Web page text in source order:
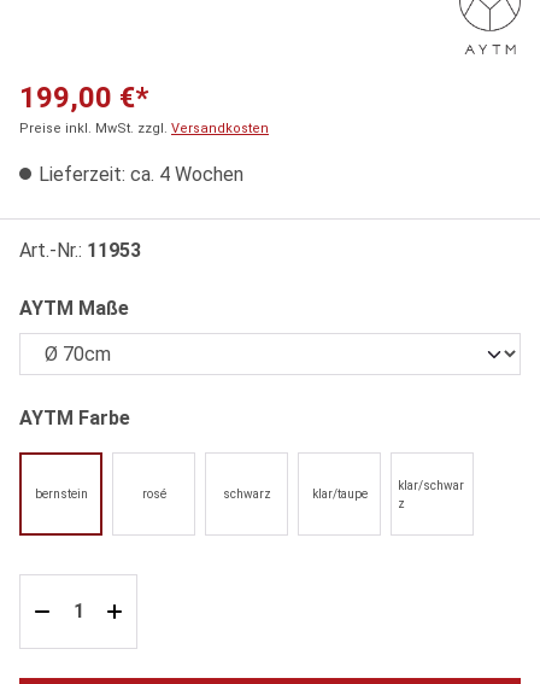
199,00 €*
Preise inkl. MwSt. zzgl. Versandkosten
Lieferzeit: ca. 4 Wochen
Art.-Nr.: 11953
AYTM Maßeauswählen
AYTM Farbeauswählen
bernstein rosé schwarz klar/taupe
klar/schwar
z